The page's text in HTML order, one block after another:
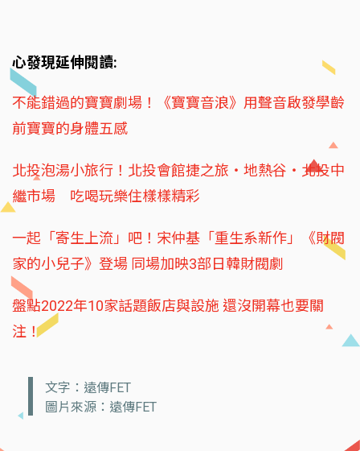
心發現延伸閱讀:
不能錯過的寶寶劇場！《寶寶音浪》用聲音啟發學齡
前寶寶的身體五感
北投泡湯小旅行！北投會館捷之旅‧地熱谷‧北投中
繼市場 吃喝玩樂住樣樣精彩
一起「寄生上流」吧！宋仲基「重生系新作」《財閥
家的小兒子》登場 同場加映3部日韓財閥劇
盤點2022年10家話題飯店與設施 還沒開幕也要關
注！
文字：遠傳FET
圖片來源：遠傳FET